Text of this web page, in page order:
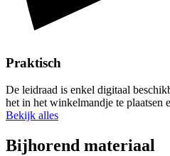
Praktisch
De leidraad is enkel digitaal
het in het winkelmandje te plaatsen
Bekijk alles
Bijhorend materiaal